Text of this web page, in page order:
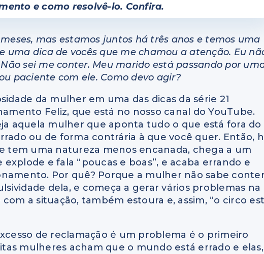
e como resolvê-lo. Confira.
mas estamos juntos há três anos e temos uma
uma dica de vocês que me chamou a atenção. Eu
sei me conter. Meu marido está passando por
paciente com ele. Como devo agir?
da mulher em uma das dicas da série 21
Feliz, que está no nosso canal do YouTube.
aquela mulher que aponta tudo o que está fora do
ou de forma contrária à que você quer. Então,
tem uma natureza menos encanada, chega a um
e fala “poucas e boas”, e acaba errando e
Por quê? Porque a mulher não sabe
dela, e começa a gerar vários problemas na
a situação, também estoura e, assim, “o circo
de reclamação é um problema é o primeiro
mulheres acham que o mundo está errado e elas,